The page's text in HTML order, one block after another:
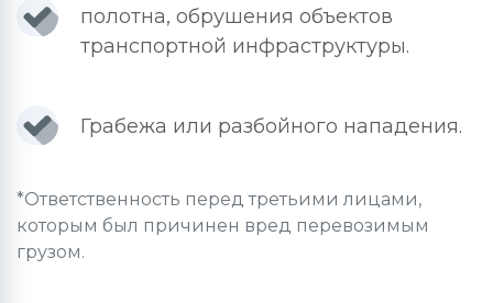
полотна, обрушения объектов
транспортной инфраструктуры.
Грабежа или разбойного нападения.
*Ответственность перед третьими лицами,
которым был причинен вред перевозимым
грузом.